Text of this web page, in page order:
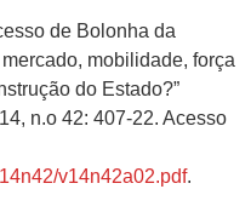
de Bolonha da
mobilidade, força
do Estado?”
n.o 42: 407-22. Acesso
v14n42a02.pdf.